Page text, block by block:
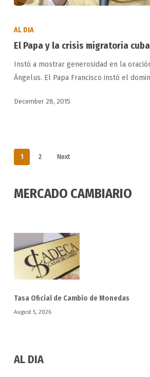
la
crisis
migratoria
AL DIA
El Papa y la crisis migratoria
Instó a mostrar generosidad en la
Ángelus. El Papa Francisco instó el
December 28, 2015
1 2 Next
MERCADO CAMBIARIO
Tasa Oficial de Cambio de Monedas
August 5, 2026
AL DIA